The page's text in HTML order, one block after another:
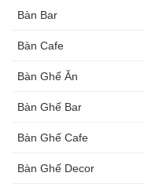
Bàn Bar
Bàn Cafe
Bàn Ghế Ăn
Bàn Ghế Bar
Bàn Ghế Cafe
Bàn Ghế Decor